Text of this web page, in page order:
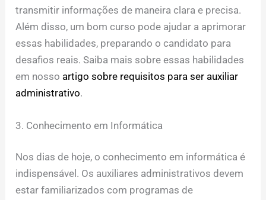
transmitir informações de maneira clara e precisa.
Além disso, um bom curso pode ajudar a aprimorar
essas habilidades, preparando o candidato para
desafios reais. Saiba mais sobre essas habilidades
em nosso artigo sobre requisitos para ser auxiliar
administrativo.
3. Conhecimento em Informática
Nos dias de hoje, o conhecimento em informática é
indispensável. Os auxiliares administrativos devem
estar familiarizados com programas de